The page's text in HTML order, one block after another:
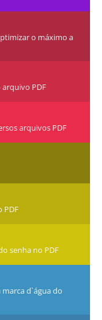
o máximo a
arquivo PDF
arquivos PDF
PDF
senha no PDF
d`água do